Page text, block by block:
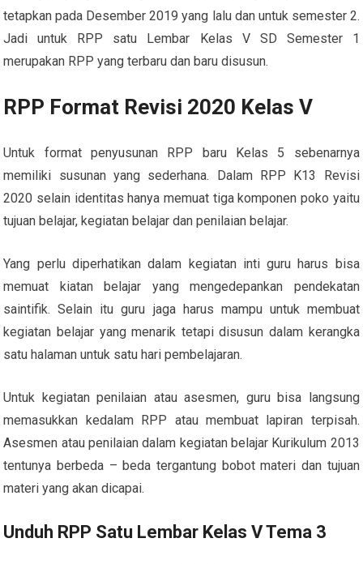
tetapkan pada Desember 2019 yang lalu dan untuk semester 2.
Jadi untuk RPP satu Lembar Kelas V SD Semester 1
merupakan RPP yang terbaru dan baru disusun.
RPP Format Revisi 2020 Kelas V
Untuk format penyusunan RPP baru Kelas 5 sebenarnya
memiliki susunan yang sederhana. Dalam RPP K13 Revisi
2020 selain identitas hanya memuat tiga komponen poko yaitu
tujuan belajar, kegiatan belajar dan penilaian belajar.
Yang perlu diperhatikan dalam kegiatan inti guru harus bisa
memuat kiatan belajar yang mengedepankan pendekatan
saintifik. Selain itu guru jaga harus mampu untuk membuat
kegiatan belajar yang menarik tetapi disusun dalam kerangka
satu halaman untuk satu hari pembelajaran.
Untuk kegiatan penilaian atau asesmen, guru bisa langsung
memasukkan kedalam RPP atau membuat lapiran terpisah.
Asesmen atau penilaian dalam kegiatan belajar Kurikulum 2013
tentunya berbeda – beda tergantung bobot materi dan tujuan
materi yang akan dicapai.
Unduh RPP Satu Lembar Kelas V Tema 3